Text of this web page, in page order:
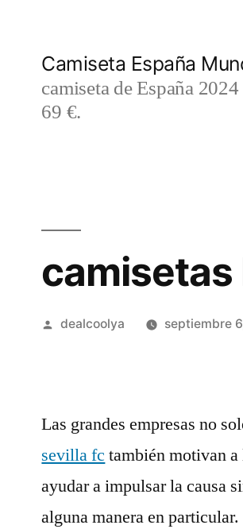
Camiseta España
camiseta de España
69 €.
camisetas
Publicado
dealcoolya septiembre
Las grandes empresas no
sevilla fc también motivan a
ayudar a impulsar la causa
alguna manera en